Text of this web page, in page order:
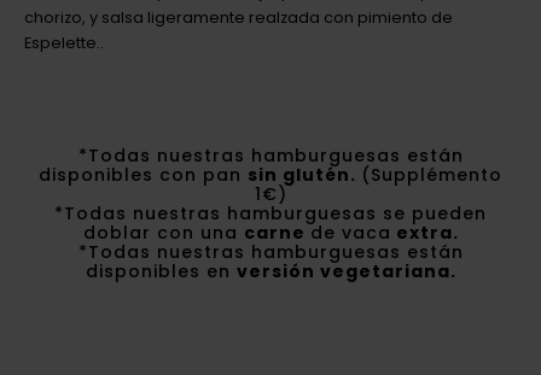
chorizo, y salsa ligeramente realzada con pimiento de
Espelette..
*Todas nuestras hamburguesas están
disponibles con pan sin glutén. (Supplémento
1€)
*Todas nuestras hamburguesas se pueden
doblar con una carne de vaca extra.
*Todas nuestras hamburguesas están
disponibles en versión vegetariana.